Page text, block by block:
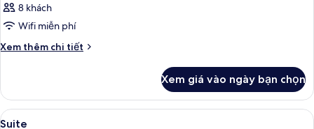
8 khách
Wifi miễn phí
Xem thêm chi tiết
Chi
Phòng
Xem giá vào ngày bạn chọn
Xem
Minibar, két bảo mật tại phòng,
2
Suite